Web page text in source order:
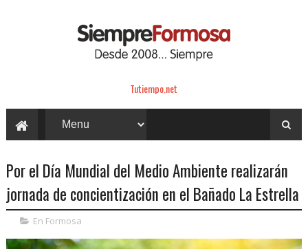
Tutiempo.net
Por el Día Mundial del Medio Ambiente realizarán
jornada de concientización en el Bañado La Estrella
En Formosa